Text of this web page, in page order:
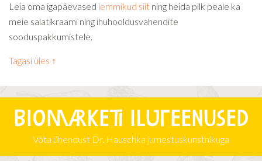
Leia oma igapäevased lemmikud siit ning heida pilk peale ka
meie salatikraami ning ihuhooldusvahendite
sooduspakkumistele.
Tagasi üles ↑
Biomarketi iluteenused
Võta ühendust Dr. Hauschka jumestuskunstnikuga